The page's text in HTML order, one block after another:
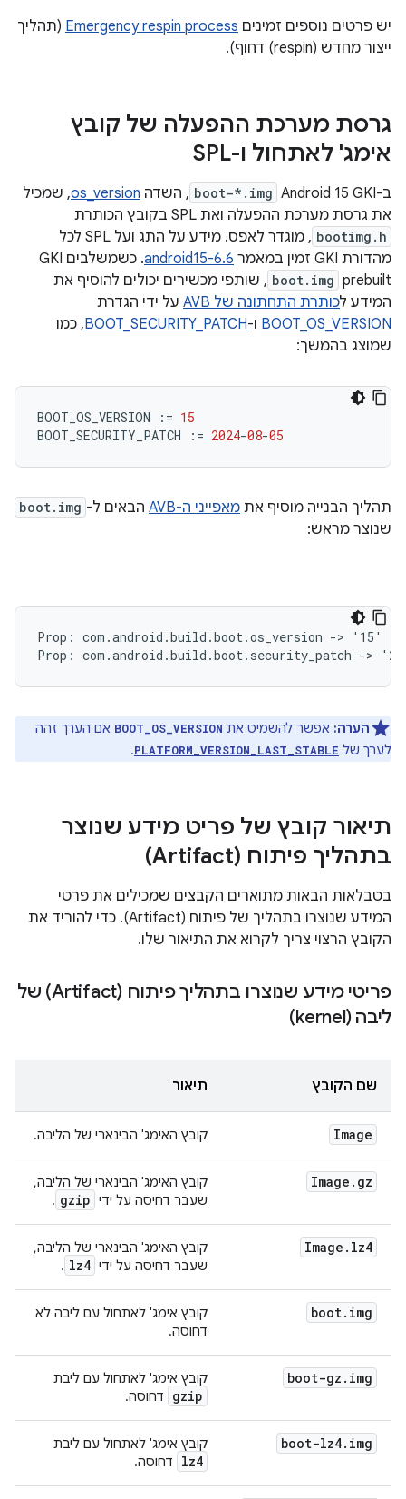
יש פרטים נוספים זמינים Emergency respin process (תהליך
ייצור מחדש (respin) דחוף).
גרסת מערכת ההפעלה של קובץ
אימג' לאתחול ו-SPL
ב-Android 15 GKI boot-*.img , השדה os_version, שמכיל
את גרסת מערכת ההפעלה ואת SPL בקובץ הכותרת
bootimg.h
, מוגדר לאפס. מידע על התג ועל SPL לכל
מהדורת GKI זמין במאמר
android15-6.6
. כשמשלבים GKI
prebuilt‏
boot.img , שותפי מכשירים יכולים להוסיף את
המידע לכותרת התחתונה של AVB
על ידי הגדרת
BOOT_OS_VERSION ו-BOOT_SECURITY_PATCH, כמו
שמוצג בהמשך:
BOOT_OS_VERSION := 15
BOOT_SECURITY_PATCH
:= 2024-08-05
תהליך הבנייה מוסיף את מאפייני ה-AVB הבאים ל- boot.img
שנוצר מראש:
Prop: com.android.build.boot.os_version -> '15'
הערה: אפשר להשמיט את BOOT_OS_VERSION אם הערך זהה
לערך של PLATFORM_VERSION_LAST_STABLE
.
תיאור קובץ של פריט מידע שנוצר
בתהליך פיתוח (Artifact)
בטבלאות הבאות מתוארים הקבצים שמכילים את פרטי
המידע שנוצרו בתהליך של פיתוח (Artifact). כדי להוריד את
הקובץ הרצוי צריך לקרוא את התיאור שלו.
פריטי מידע שנוצרו בתהליך פיתוח (Artifact) של
ליבה (kernel)
שם הקובץ תיאור
Image קובץ האימג' הבינארי של הליבה.
Image . gz
קובץ האימג' הבינארי של הליבה,
שעבר דחיסה על ידי gzip
.
Image . lz4
קובץ האימג' הבינארי של הליבה,
שעבר דחיסה על ידי lz4
.
boot. img
קובץ אימג' לאתחול עם ליבה לא
דחוסה.
boot-gz . img קובץ אימג' לאתחול עם ליבת
gzip דחוסה.
boot-lz4. img קובץ אימג' לאתחול עם ליבת
lz4 דחוסה.